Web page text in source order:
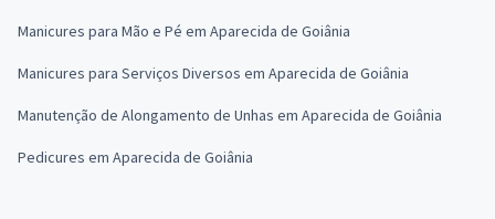
Manicures para Mão e Pé em Aparecida de Goiânia
Manicures para Serviços Diversos em Aparecida de Goiânia
Manutenção de Alongamento de Unhas em Aparecida de Goiânia
Pedicures em Aparecida de Goiânia